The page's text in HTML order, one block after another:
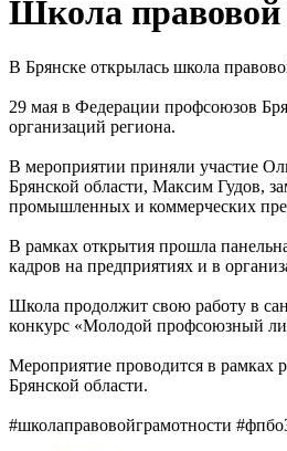
Школа правовой
В Брянске открылась школа
29 мая в Федерации профсоюзов
организаций региона.
В мероприятии приняли участие
Брянской области, Максим Гудов,
промышленных и коммерческих
В рамках открытия прошла
кадров на предприятиях и в
Школа продолжит свою работу в
конкурс «Молодой профсоюзный
Мероприятие проводится в рамках
Брянской области.
#школаправовойграмотности